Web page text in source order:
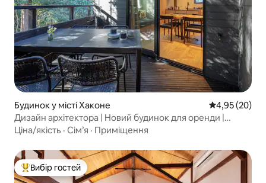
Будинок у місті Хаконе Середня
4,95 (20)
Дизайн архітектора | Новий будинок для оренди |
Барбекю | Квазіприродне джерело термальної води |
6 осіб | SHIKI HAKONE
Ціна/якість · Сім’я · Приміщення
Топ вибір гостей
Вибір гостей